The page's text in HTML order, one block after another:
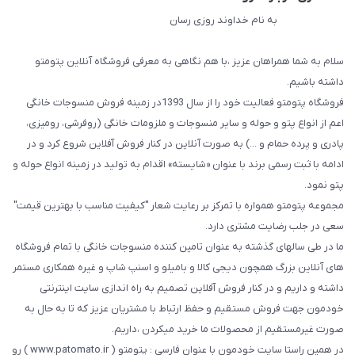
به نام خداوند روزی رسان
سلام به شما همراهان عزیز ،با هم نگاهی به معرفی فروشگاه آنلاین پتومتو
داشته باشیم.
فروشگاه پتومتو فعالیت خود را از سال 1393در زمینه فروش منسوجات خانگی
اعم از انواع پتو و حوله و سایر منسوجات و ملزومات خانگی (روفرشی، رومیزی،
پادری و پرده حمام و ...) به صورت آنلاین در کنار فروش آفلاین شروع کرد و در
ادامه با ثبت رسمی برند با عنوان «شایسته» اقدام به تولید در زمینه انواع حوله و
پتو نمود.
مجموعه پتومتو همواره با تمرکز بر رعایت شعار "کیفیت مناسب با بهترین قیمت"
سعی در جلب رضایت مشتری دارد.
ما در طی سالهای گذشته به عنوان تامین کننده منسوجات خانگی با تمام فروشگاه
های آنلاین بزرگ همچون دیجی کالا و بامیلو و اسنپ شاپ و غیره همکاری مستمر
داشته و داریم و در کنار فروش آفلاین تصمیم به راه اندازی سایت اینترنتی
خودمون جهت فروش مستقیم و حفظ ارتباط با مشتریان عزیز که تا به حال به
صورت غیرمستقیم از محصولات ما خرید میکردن ،داریم.
در همین راستا سایت خودمون با عنوان فارسی : پتومتو ( www.patomato.ir ) رو